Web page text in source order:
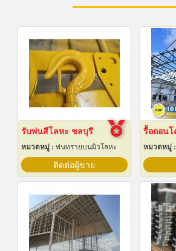
รับพ่นสีโลหะ ชลบุรี
หมวดหมู่ : พ่นทรายบนผิวโลหะ
ติดต่อผู้ขาย
หมวดหมู่ :